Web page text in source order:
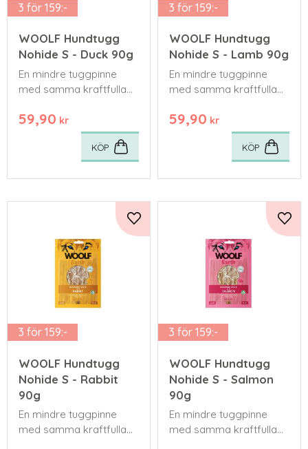
3 för 159:-
WOOLF Hundtugg
Nohide S - Duck 90g
En mindre tuggpinne
med samma kraftfulla
formaten.
59,90 kr
KÖP
3 för 159:-
WOOLF Hundtugg
Nohide S - Lamb 90g
En mindre tuggpinne
med samma kraftfulla
formaten.
59,90 kr
KÖP
3 för 159:-
WOOLF Hundtugg
Nohide S - Rabbit
90g
En mindre tuggpinne
med samma kraftfulla
Lägg till i favoriter
3 för 159:-
WOOLF Hundtugg
Nohide S - Salmon
90g
En mindre tuggpinne
med samma kraftfulla